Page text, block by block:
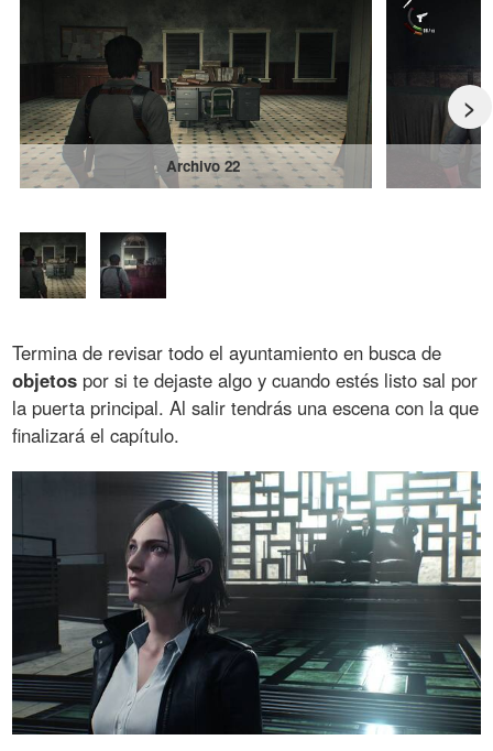
>
Archivo 22
Termina de revisar todo el ayuntamiento en busca de
objetos por si te dejaste algo y cuando estés listo sal por
la puerta principal. Al salir tendrás una escena con la que
finalizará el capítulo.